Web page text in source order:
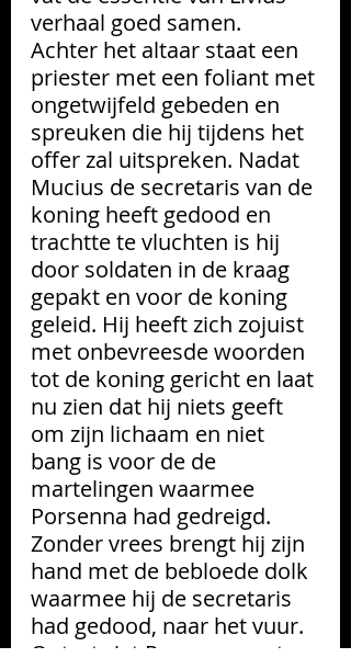
verhaal goed samen.
Achter het altaar staat een
priester met een foliant met
ongetwijfeld gebeden en
spreuken die hij tijdens het
offer zal uitspreken. Nadat
Mucius de secretaris van de
koning heeft gedood en
trachtte te vluchten is hij
door soldaten in de kraag
gepakt en voor de koning
geleid. Hij heeft zich zojuist
met onbevreesde woorden
tot de koning gericht en laat
nu zien dat hij niets geeft
om zijn lichaam en niet
bang is voor de de
martelingen waarmee
Porsenna had gedreigd.
Zonder vrees brengt hij zijn
hand met de bebloede dolk
waarmee hij de secretaris
had gedood, naar het vuur.
Ontzet ziet Porsenna wat er